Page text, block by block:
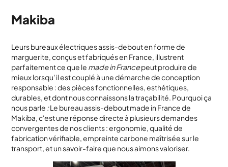
Makiba
Leurs bureaux électriques assis-debout en forme de
marguerite, conçus et fabriqués en France, illustrent
parfaitement ce que le made in Francepeut produire de
mieux lorsqu' il est couplé à une démarche de conception
responsable : des pièces fonctionnelles, esthétiques,
durables, et dont nous connaissons la traçabilité. Pourquoi ça
nous parle :Le bureau assis-debout made in France de
Makiba, c'est une réponse directe à plusieurs demandes
convergentes de nos clients : ergonomie, qualité de
fabrication vérifiable, empreinte carbone maîtrisée sur le
transport, et un savoir-faire que nous aimons valoriser.